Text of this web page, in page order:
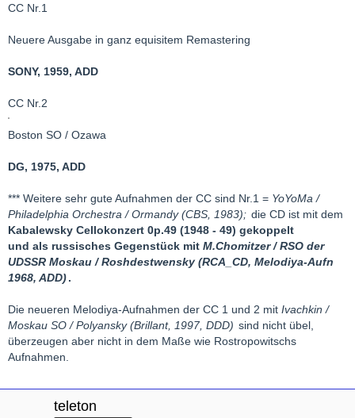
CC Nr.1
Neuere Ausgabe in ganz equisitem Remastering
SONY, 1959, ADD
CC Nr.2
Boston SO / Ozawa
DG, 1975, ADD
*** Weitere sehr gute Aufnahmen der CC sind Nr.1 = YoYoMa /
Philadelphia Orchestra / Ormandy (CBS, 1983); die CD ist mit dem
Kabalewsky Cellokonzert 0p.49 (1948 - 49) gekoppelt
und als russisches Gegenstück mit M.Chomitzer / RSO der
UDSSR Moskau / Roshdestwensky (RCA_CD, Melodiya-Aufn
1968, ADD).
Die neueren Melodiya-Aufnahmen der CC 1 und 2 mit Ivachkin /
Moskau SO / Polyansky (Brillant, 1997, DDD) sind nicht übel,
überzeugen aber nicht in dem Maße wie Rostropowitschs
Aufnahmen.
teleton